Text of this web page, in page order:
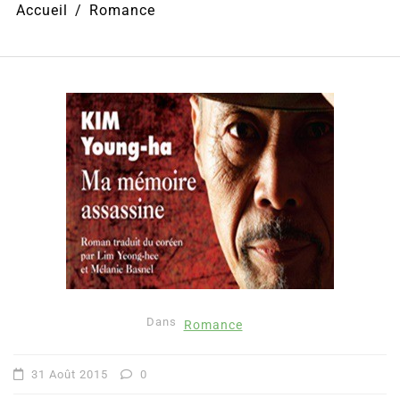
Accueil Romance
Dans Romance
31 Août 2015 0